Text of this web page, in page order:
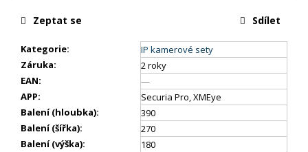
Kategorie:
IP kamerové sety
Záruka:
2 roky
EAN:
—
APP:
Securia Pro, XMEye
Balení (hloubka):
390
Balení (šířka):
270
Balení (výška):
180
Zeptat se Sdílet